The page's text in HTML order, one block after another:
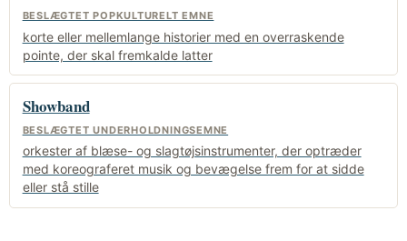
BESLÆGTET POPKULTURELT EMNE
korte eller mellemlange historier med en overraskende
pointe, der skal fremkalde latter
Showband
BESLÆGTET UNDERHOLDNINGSEMNE
orkester af blæse- og slagtøjsinstrumenter, der optræder
med koreograferet musik og bevægelse frem for at sidde
eller stå stille